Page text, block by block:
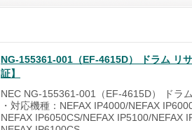
NG-155361-001（EF-4615D） ドラム リ
証】
NEC NG-155361-001（EF-4615D） ドラ
・対応機種：NEFAX IP4000/NEFAX
NEFAX IP6050CS/NEFAX IP5100/NEFAX